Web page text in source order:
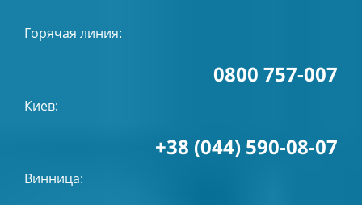
Горячая линия:
0800 757-007
Киев:
+38 (044) 590-08-07
Винница: